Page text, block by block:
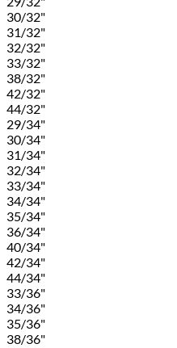
30/32"
31/32"
32/32"
33/32"
38/32"
42/32"
44/32"
29/34"
30/34"
31/34"
32/34"
33/34"
34/34"
35/34"
36/34"
40/34"
42/34"
44/34"
33/36"
34/36"
35/36"
38/36"